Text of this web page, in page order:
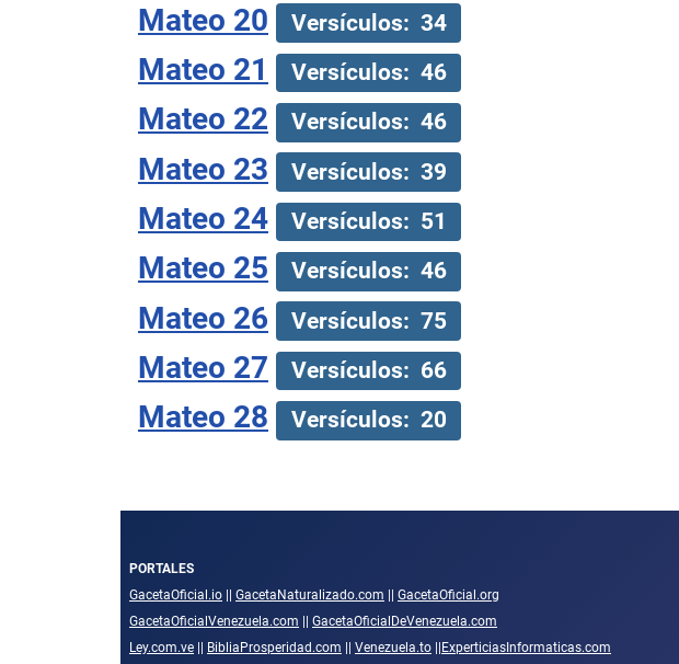
Mateo 20 Versículos: 34
Mateo 21 Versículos: 46
Mateo 22 Versículos: 46
Mateo 23 Versículos: 39
Mateo 24 Versículos: 51
Mateo 25 Versículos: 46
Mateo 26 Versículos: 75
Mateo 27 Versículos: 66
Mateo 28 Versículos: 20
PORTALES
GacetaOficial.io || GacetaNaturalizado.com || GacetaOficial.org
GacetaOficialVenezuela.com || GacetaOficialDeVenezuela.com
Ley.com.ve || BibliaProsperidad.com || Venezuela.to ||ExperticiasInformaticas.com